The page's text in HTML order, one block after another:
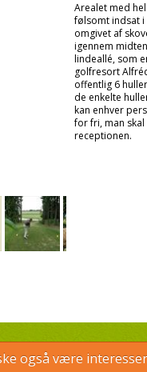
Arealet med
følsomt indsat i
omgivet af
igennem
lindeallé, som
golfresort
offentlig 6
de enkelte
kan enhver
for fri, man
receptionen.
også være